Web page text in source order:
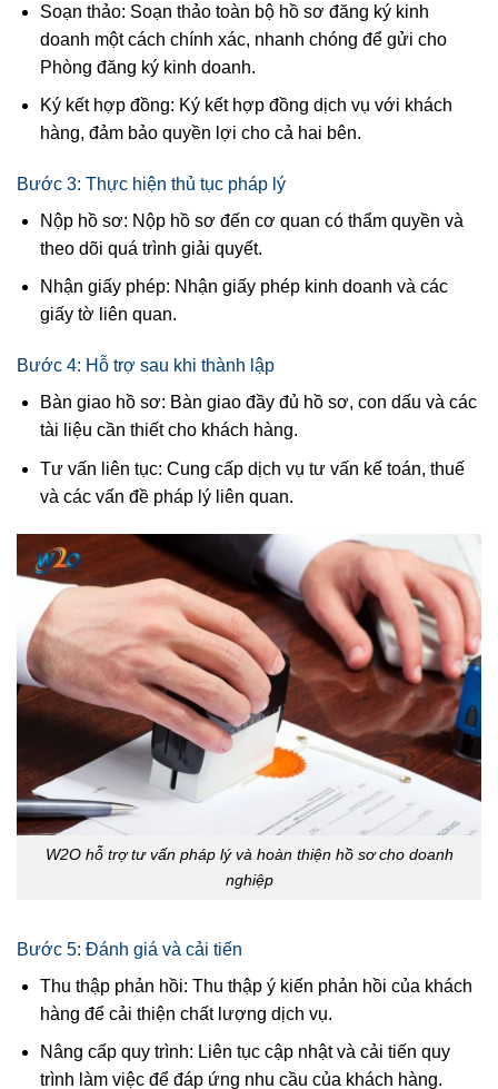
Soạn thảo: Soạn thảo toàn bộ hồ sơ đăng ký kinh
doanh một cách chính xác, nhanh chóng để gửi cho
Phòng đăng ký kinh doanh.
Ký kết hợp đồng: Ký kết hợp đồng dịch vụ với khách
hàng, đảm bảo quyền lợi cho cả hai bên.
Bước 3: Thực hiện thủ tục pháp lý
Nộp hồ sơ: Nộp hồ sơ đến cơ quan có thẩm quyền và
theo dõi quá trình giải quyết.
Nhận giấy phép: Nhận giấy phép kinh doanh và các
giấy tờ liên quan.
Bước 4: Hỗ trợ sau khi thành lập
Bàn giao hồ sơ: Bàn giao đầy đủ hồ sơ, con dấu và các
tài liệu cần thiết cho khách hàng.
Tư vấn liên tục: Cung cấp dịch vụ tư vấn kế toán, thuế
và các vấn đề pháp lý liên quan.
W2O hỗ trợ tư vấn pháp lý và hoàn thiện hồ sơ cho doanh
nghiệp
Bước 5: Đánh giá và cải tiến
Thu thập phản hồi: Thu thập ý kiến phản hồi của khách
hàng để cải thiện chất lượng dịch vụ.
Nâng cấp quy trình: Liên tục cập nhật và cải tiến quy
trình làm việc để đáp ứng nhu cầu của khách hàng.